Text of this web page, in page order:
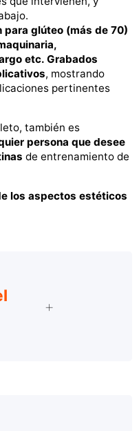
glúteo (más de 70)
etc. Grabados
, mostrando
pertinentes
también es
persona que desee
de entrenamiento de
los aspectos estéticos